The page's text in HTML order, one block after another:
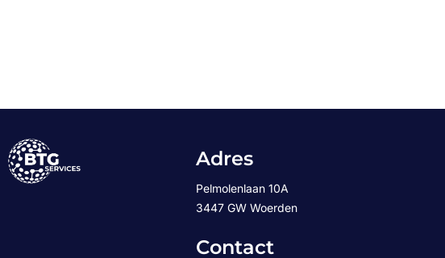
Adres
Pelmolenlaan 10A
3447 GW Woerden
Contact